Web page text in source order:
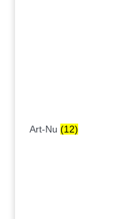
Art-Nu (12)